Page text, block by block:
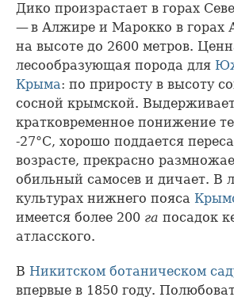
Дико произрастает в горах
— в Алжире и Марокко в горах
на высоте до 2600 метров.
лесообразующая порода для
Крыма: по приросту в высоту
сосной крымской.
кратковременное понижение
-27°С, хорошо поддается
возрасте, прекрасно
обильный самосев и дичает. В
культурах нижнего пояса
имеется более 200 га посадок
атласского.
В Никитском ботаническом
впервые в 1850 году.